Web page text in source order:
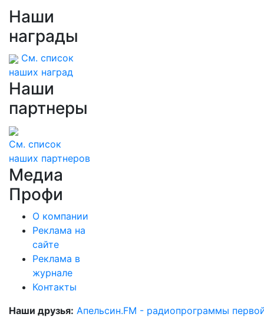
Наши
награды
См. список
наших наград
Наши
партнеры
См. список
наших партнеров
Медиа
Профи
О компании
Реклама на
сайте
Реклама в
журнале
Контакты
Наши друзья: Апельсин.FM - радиопрограммы